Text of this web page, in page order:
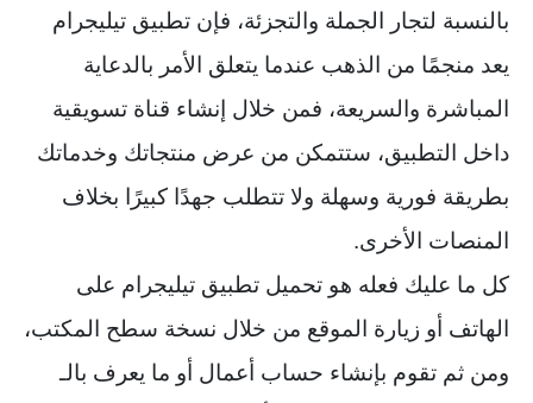
بالنسبة لتجار الجملة والتجزئة، فإن تطبيق تيليجرام
يعد منجمًا من الذهب عندما يتعلق الأمر بالدعاية
المباشرة والسريعة، فمن خلال إنشاء قناة تسويقية
داخل التطبيق، ستتمكن من عرض منتجاتك وخدماتك
بطريقة فورية وسهلة ولا تتطلب جهدًا كبيرًا بخلاف
المنصات الأخرى.
كل ما عليك فعله هو تحميل تطبيق تيليجرام على
الهاتف أو زيارة الموقع من خلال نسخة سطح المكتب،
ومن ثم تقوم بإنشاء حساب أعمال أو ما يعرف بالـ